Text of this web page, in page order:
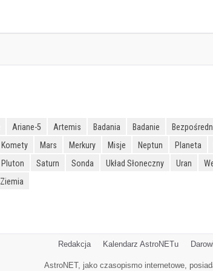
Ariane-5 Artemis Badania Badanie
Komety Mars Merkury Misje Neptun Planeta
Pluton Saturn Sonda Układ Słoneczny Uran
Ziemia
Redakcja Kalendarz AstroNETu
AstroNET, jako czasopismo internetowe,